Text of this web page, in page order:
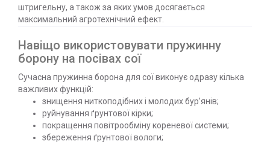
штригельну, а також за яких умов досягається
максимальний агротехнічний ефект.
Навіщо використовувати пружинну
борону на посівах сої
Сучасна пружинна борона для сої виконує одразу кілька
важливих функцій:
знищення ниткоподібних і молодих бур’янів;
руйнування ґрунтової кірки;
покращення повітрообміну кореневої системи;
збереження ґрунтової вологи;